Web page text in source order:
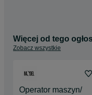
Więcej od tego
Zobacz wszystkie
Operator maszyn/